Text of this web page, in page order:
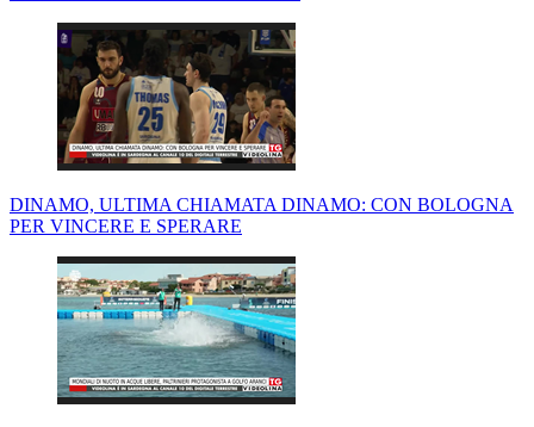
DINAMO, ULTIMA CHIAMATA DINAMO: CON BOLOGNA
PER VINCERE E SPERARE